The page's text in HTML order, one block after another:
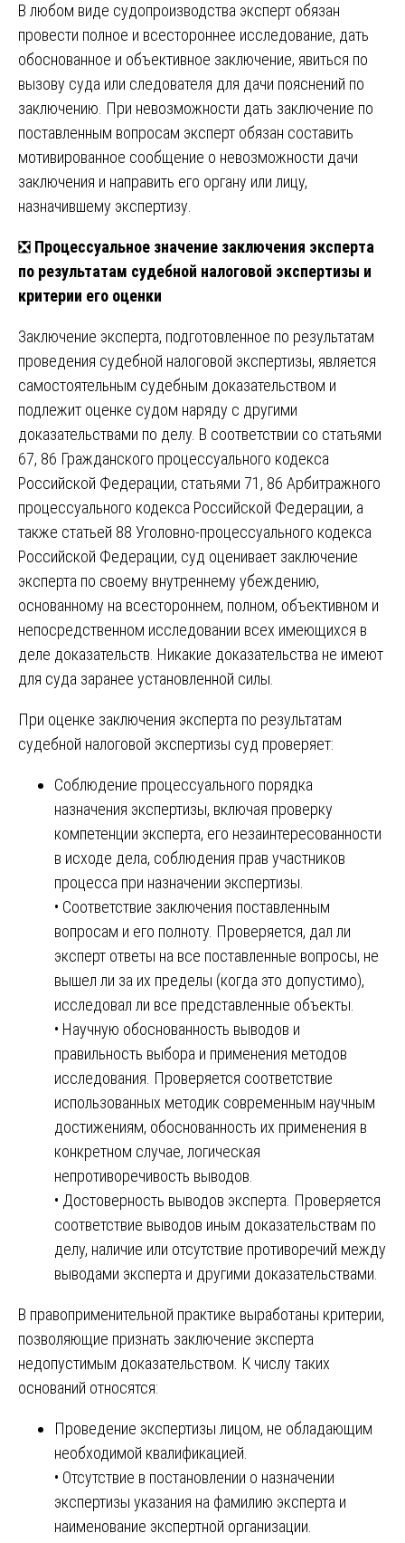
В любом виде судопроизводства эксперт обязан
провести полное и всестороннее исследование, дать
обоснованное и объективное заключение, явиться по
вызову суда или следователя для дачи пояснений по
заключению. При невозможности дать заключение по
поставленным вопросам эксперт обязан составить
мотивированное сообщение о невозможности дачи
заключения и направить его органу или лицу,
назначившему экспертизу.
❎ Процессуальное значение заключения эксперта
по результатам судебной налоговой экспертизы и
критерии его оценки
Заключение эксперта, подготовленное по результатам
проведения судебной налоговой экспертизы, является
самостоятельным судебным доказательством и
подлежит оценке судом наряду с другими
доказательствами по делу. В соответствии со статьями
67, 86 Гражданского процессуального кодекса
Российской Федерации, статьями 71, 86 Арбитражного
процессуального кодекса Российской Федерации, а
также статьей 88 Уголовно-процессуального кодекса
Российской Федерации, суд оценивает заключение
эксперта по своему внутреннему убеждению,
основанному на всестороннем, полном, объективном и
непосредственном исследовании всех имеющихся в
деле доказательств. Никакие доказательства не имеют
для суда заранее установленной силы.
При оценке заключения эксперта по результатам
судебной налоговой экспертизы суд проверяет:
Соблюдение процессуального порядка
назначения экспертизы, включая проверку
компетенции эксперта, его незаинтересованности
в исходе дела, соблюдения прав участников
процесса при назначении экспертизы.
• Соответствие заключения поставленным
вопросам и его полноту. Проверяется, дал ли
эксперт ответы на все поставленные вопросы, не
вышел ли за их пределы (когда это допустимо),
исследовал ли все представленные объекты.
• Научную обоснованность выводов и
правильность выбора и применения методов
исследования. Проверяется соответствие
использованных методик современным научным
достижениям, обоснованность их применения в
конкретном случае, логическая
непротиворечивость выводов.
• Достоверность выводов эксперта. Проверяется
соответствие выводов иным доказательствам по
делу, наличие или отсутствие противоречий между
выводами эксперта и другими доказательствами.
В правоприменительной практике выработаны критерии,
позволяющие признать заключение эксперта
недопустимым доказательством. К числу таких
оснований относятся:
Проведение экспертизы лицом, не обладающим
необходимой квалификацией.
• Отсутствие в постановлении о назначении
экспертизы указания на фамилию эксперта и
наименование экспертной организации.